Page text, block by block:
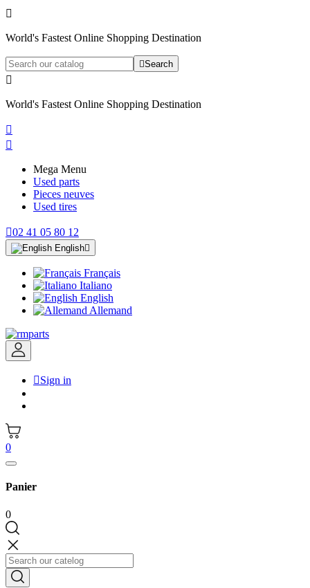

World's Fastest Online Shopping Destination
Search

World's Fastest Online Shopping Destination


Mega Menu
Used parts
Pieces neuves
Used tires
02 41 05 80 12
English
Français
Italiano
English
Allemand
Sign in
0
Panier
0